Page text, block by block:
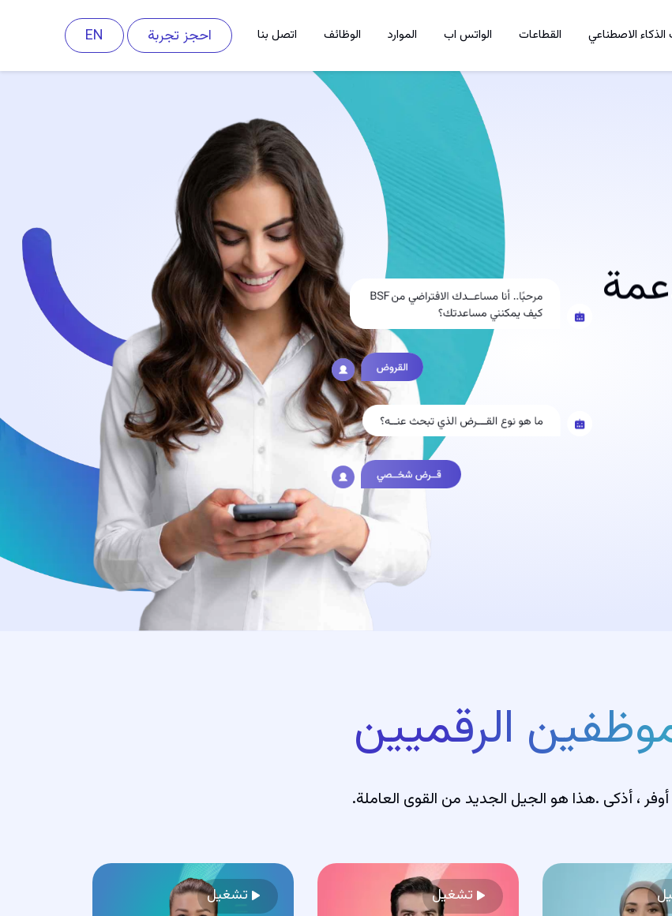
الذكاء الاصطناعي القطاعات الواتس اب الموارد الوظائف اتصل بنا احجز تجربة EN
الرقميين
، أذكى .هذا هو الجيل الجديد من القوى العاملة.
تشغيل تشغيل